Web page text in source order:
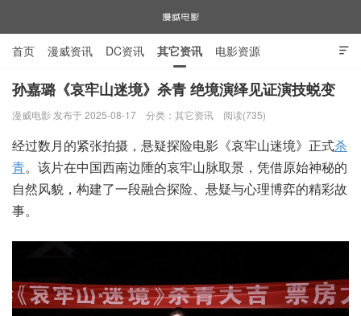

首页 漫威资讯 DC资讯 其它资讯 电影资源
电视剧资源 漫威图片
孙嘉璐《哀牢山迷境》杀青 绝境演绎见证演技蜕变
漫威电影 发布于 2025-08-17 分类： 其它资讯 阅读(735)
经过数月的紧张拍摄，悬疑探险电影《哀牢山迷境》正式杀
青。该片在中国西南边陲的哀牢山脉取景，凭借原始神秘的
自然风貌，构建了一段融合探险、悬疑与心理博弈的精彩故
事。